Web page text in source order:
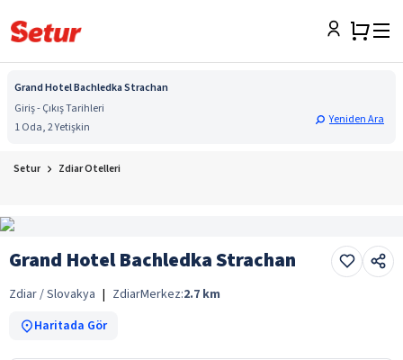
Grand Hotel Bachledka Strachan
Giriş - Çıkış Tarihleri
1 Oda, 2 Yetişkin
Yeniden Ara
Setur Zdiar Otelleri
Grand Hotel Bachledka Strachan
Zdiar / Slovakya | ZdiarMerkez:2.7 km
Haritada Gör